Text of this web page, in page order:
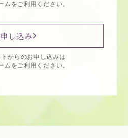
ムをご利用ください。
し込み
からのお申し込みは
ムをご利用ください。